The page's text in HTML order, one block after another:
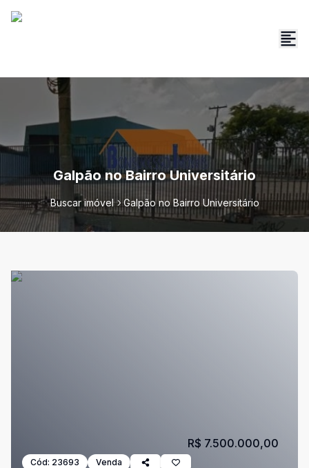
Galpão no Bairro Universitário
Buscar imóvel Galpão no Bairro Universitário
Cód: 23693 Venda
R$ 7.500.000,00